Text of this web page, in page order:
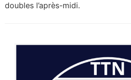
doubles l’après-midi.